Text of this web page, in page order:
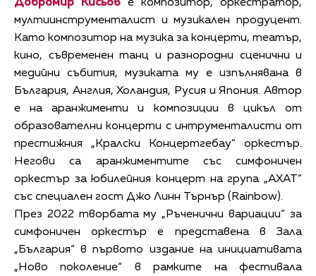
Добромир Кисьов е композитор, оркестратор,
мултиинструменталист и музикален продуцент.
Като композитор на музика за концерти, театър,
кино, съвременен танц и разнородни сценични и
медийни събития, музиката му е изпълнявана в
България, Англия, Холандия, Русия и Япония. Автор
е на аранжименти и композиции в цикъл от
образователни концерти с интрументалисти от
престижния „Кралски Концертгебау“ оркестър.
Негови са аранжиментите със симфоничен
оркестър за юбилейния концерт на група „АХАТ“
със специален гост Джо Линн Търнър (Rainbow).
През 2022 творбата му „Ръченични вариации“ за
симфоничен оркестър е представена в Зала
„България“ в първото издание на инициативата
„Ново поколение“ в рамките на фестивала